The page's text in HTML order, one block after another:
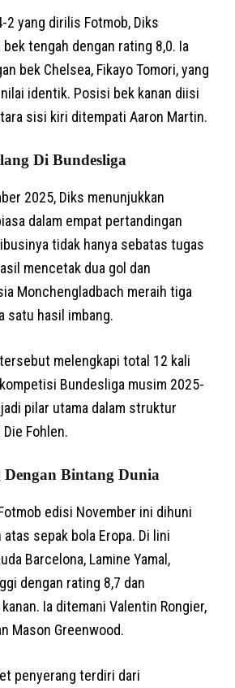
2 yang dirilis Fotmob, Diks
tengah dengan rating 8,0. Ia
bek Chelsea, Fikayo Tomori, yang
identik. Posisi bek kanan diisi
sisi kiri ditempati Aaron Martin.
Di Bundesliga
2025, Diks menunjukkan
dalam empat pertandingan
tidak hanya sebatas tugas
mencetak dua gol dan
Monchengladbach meraih tiga
satu hasil imbang.
melengkapi total 12 kali
Bundesliga musim 2025-
pilar utama dalam struktur
Fohlen.
Dengan Bintang Dunia
edisi November ini dihuni
atas sepak bola Eropa. Di lini
Barcelona, Lamine Yamal,
dengan rating 8,7 dan
Ia ditemani Valentin Rongier,
Mason Greenwood.
penyerang terdiri dari